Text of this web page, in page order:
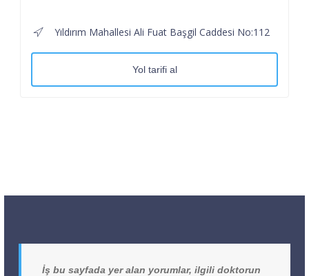
Yıldırım Mahallesi Ali Fuat Başgil Caddesi No:112
Yol tarifi al
İş bu sayfada yer alan yorumlar, ilgili doktorun